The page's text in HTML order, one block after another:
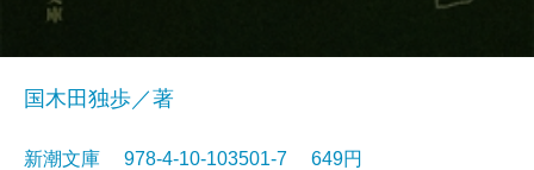
国木田独歩／著
新潮文庫 978-4-10-103501-7 649円